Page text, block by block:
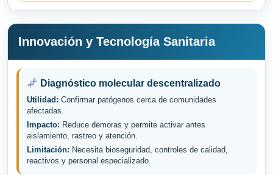
Innovación y Tecnología Sanitaria
Diagnóstico molecular descentralizado
Utilidad: Confirmar patógenos cerca de comunidades
afectadas.
Impacto: Reduce demoras y permite activar antes
aislamiento, rastreo y atención.
Limitación: Necesita bioseguridad, controles de calidad,
reactivos y personal especializado.